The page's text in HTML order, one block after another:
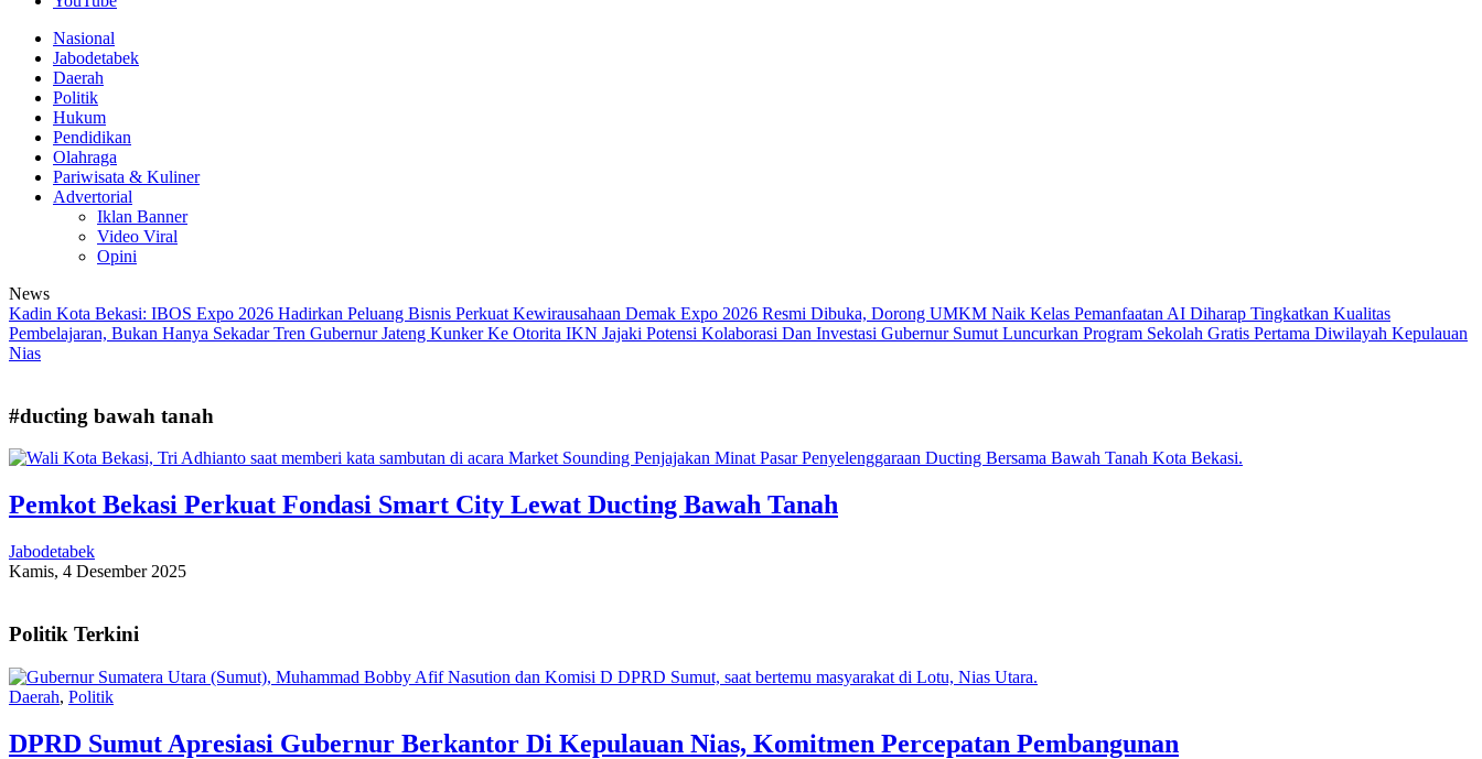
Nasional
Jabodetabek
Daerah
Politik
Hukum
Pendidikan
Olahraga
Pariwisata & Kuliner
Advertorial
Iklan Banner
Video Viral
Opini
News
Kadin Kota Bekasi: IBOS Expo 2026 Hadirkan Peluang Bisnis Perkuat Kewirausahaan Demak Expo 2026 Resmi Dibuka, Dorong UMKM Naik Kelas Pemanfaatan AI Diharap Tingkatkan Kualitas
Pembelajaran, Bukan Hanya Sekadar Tren Gubernur Jateng Kunker Ke Otorita IKN Jajaki Potensi Kolaborasi Dan Investasi Gubernur Sumut Luncurkan Program Sekolah Gratis Pertama Diwilayah Kepulauan
Nias
#ducting bawah tanah
Pemkot Bekasi Perkuat Fondasi Smart City Lewat Ducting Bawah Tanah
Jabodetabek
Kamis, 4 Desember 2025
Politik Terkini
Daerah, Politik
DPRD Sumut Apresiasi Gubernur Berkantor Di Kepulauan Nias, Komitmen Percepatan Pembangunan